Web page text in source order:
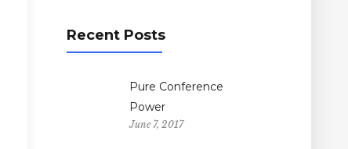
Recent Posts
Pure Conference
Power
June 7, 2017